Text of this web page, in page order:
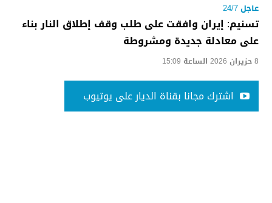
عاجل 24/7
تسنيم: إيران وافقت على طلب وقف إطلاق النار بناء
على معادلة جديدة ومشروطة
8 حزيران 2026 الساعة 15:09
اشترك مجانا بقناة الديار على يوتيوب